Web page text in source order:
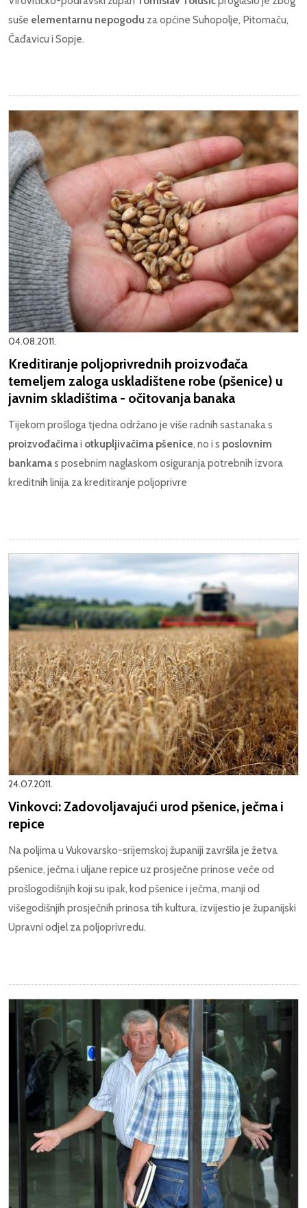
suše elementarnu nepogodu za općine Suhopolje, Pitomaču,
Čađavicu i Sopje.
04.08.2011.
Kreditiranje poljoprivrednih proizvođača
temeljem zaloga uskladištene robe (pšenice) u
javnim skladištima - očitovanja banaka
Tijekom prošloga tjedna održano je više radnih sastanaka s
proizvođačimai otkupljivačima pšenice, no i s poslovnim
bankamas posebnim naglaskom osiguranja potrebnih izvora
kreditnih linija za kreditiranje poljoprivre
24.07.2011.
Vinkovci: Zadovoljavajući urod pšenice, ječma i
repice
Na poljima u Vukovarsko-srijemskoj županiji završila je žetva
pšenice, ječma i uljane repice uz prosječne prinose veće od
prošlogodišnjih koji su ipak, kod pšenice i ječma, manji od
višegodišnjih prosječnih prinosa tih kultura, izvijestio je županijski
Upravni odjel za poljoprivredu.